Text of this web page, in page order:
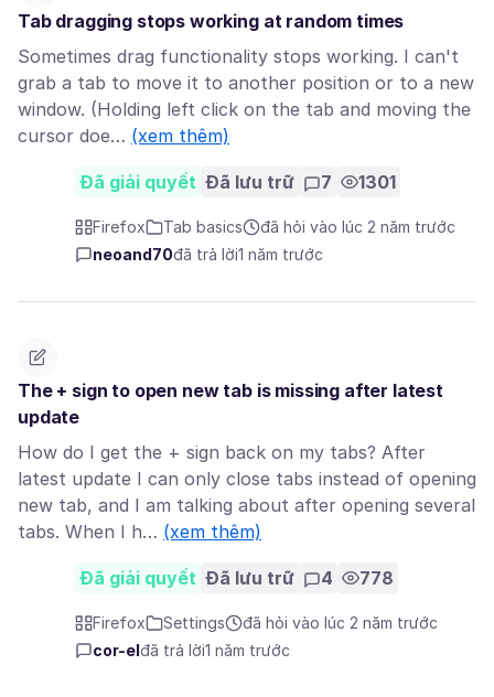
Tab dragging stops working at random times
Sometimes drag functionality stops working. I can't
grab a tab to move it to another position or to a new
window. (Holding left click on the tab and moving the
cursor doe… (xem thêm)
Đã giải quyết Đã lưu trữ 7 1301
Firefox Tab basics
đã hỏi vào lúc 2 năm trước
neoand70đã trả lời1 năm trước
The + sign to open new tab is missing after latest
update
How do I get the + sign back on my tabs? After
latest update I can only close tabs instead of opening
new tab, and I am talking about after opening several
tabs. When I h… (xem thêm)
Đã giải quyết Đã lưu trữ 4 778
Firefox Settings
đã hỏi vào lúc 2 năm trước
cor-el đã trả lời1 năm trước